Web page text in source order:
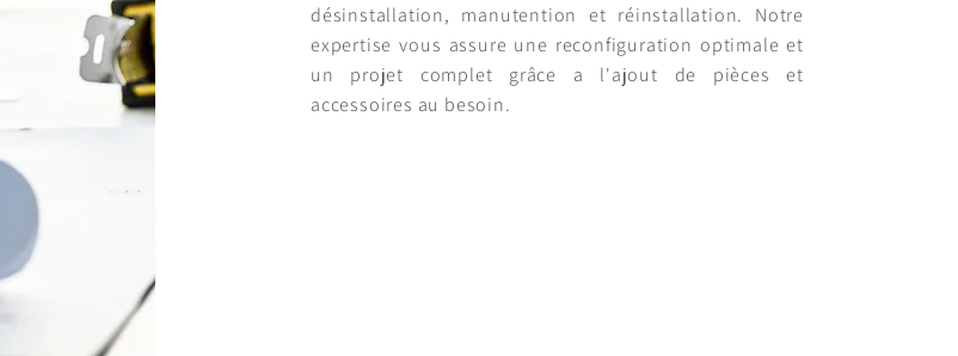
désinstallation, manutention et réinstallation. Notre
expertise vous assure une reconfiguration optimale et
un projet complet grâce a l'ajout de pièces et
accessoires au besoin.